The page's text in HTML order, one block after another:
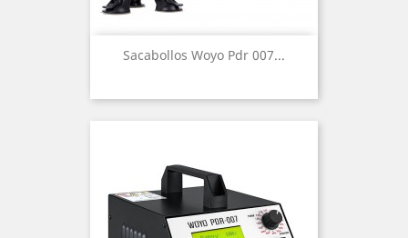
Sacabollos Woyo Pdr 007...